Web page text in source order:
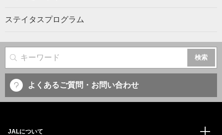
ステイタスプログラム
サイト内検索
よくあるご質問・お問い合わせ
JALについて